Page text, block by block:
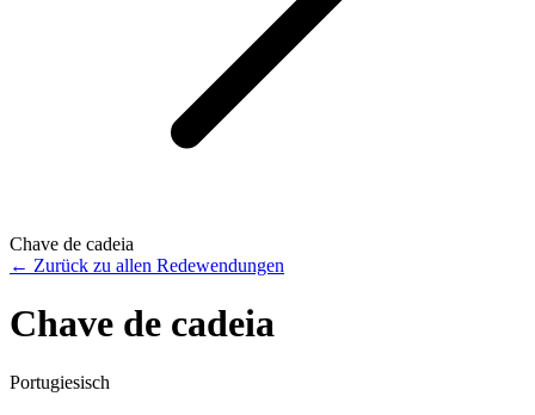
Chave de cadeia
← Zurück zu allen Redewendungen
Chave de cadeia
Portugiesisch